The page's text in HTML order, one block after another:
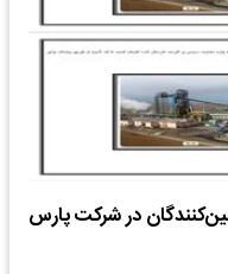
در شرکت پارس